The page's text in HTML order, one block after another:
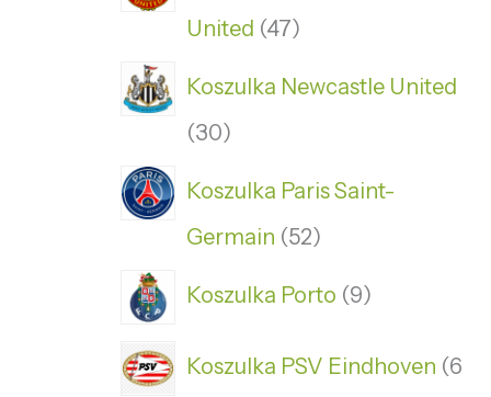
United 47
Koszulka Newcastle United
30
Koszulka Paris Saint-
Germain 52
Koszulka Porto 9
Koszulka PSV Eindhoven 6